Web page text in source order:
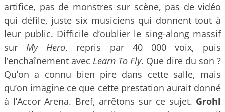
artifice, pas de monstres sur scène, pas de vidéo
qui défile, juste six musiciens qui donnent tout à
leur public. Difficile d’oublier le sing-along massif
surMy Hero, repris par 40 000 voix, puis
l’enchaînement avec Learn To Fly. Que dire du son ?
Qu’on a connu bien pire dans cette salle, mais
qu’on imagine ce que cette prestation aurait donné
à l’Accor Arena. Bref, arrêtons sur ce sujet. Grohl